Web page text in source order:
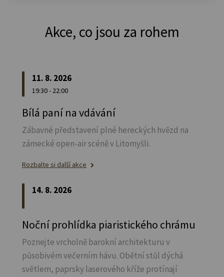
Akce, co jsou za rohem
11. 8. 2026
19:30 - 22:00
Bílá paní na vdávání
Zábavné představení plné hereckých hvězd na
zámecké open-air scéně v Litomyšli.
Rozbalte si další akce
14. 8. 2026
Noční prohlídka piaristického chrámu
Poznejte vrcholně barokní architekturu v
působivém večerním hávu. Obětní stůl dýchá
světlem, paprsky laserového kříže protínají